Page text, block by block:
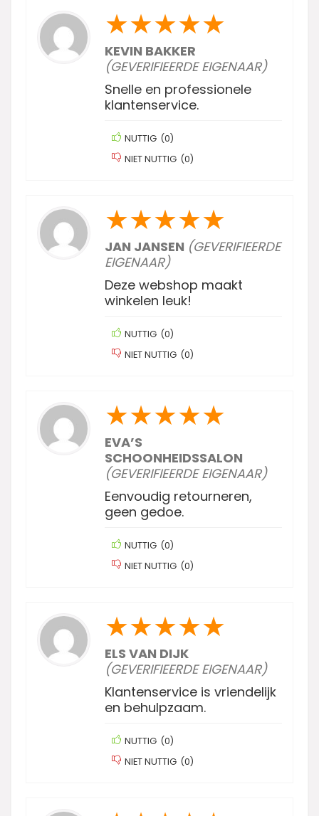
★★★★★
KEVIN BAKKER
(GEVERIFIEERDE EIGENAAR)
Snelle en professionele
klantenservice.
NUTTIG (0)
NIET NUTTIG (0)
★★★★★
JAN JANSEN (GEVERIFIEERDE
EIGENAAR)
Deze webshop maakt
winkelen leuk!
NUTTIG (0)
NIET NUTTIG (0)
★★★★★
EVA’S
SCHOONHEIDSSALON
(GEVERIFIEERDE EIGENAAR)
Eenvoudig retourneren,
geen gedoe.
NUTTIG (0)
NIET NUTTIG (0)
★★★★★
ELS VAN DIJK
(GEVERIFIEERDE EIGENAAR)
Klantenservice is vriendelijk
en behulpzaam.
NUTTIG (0)
NIET NUTTIG (0)